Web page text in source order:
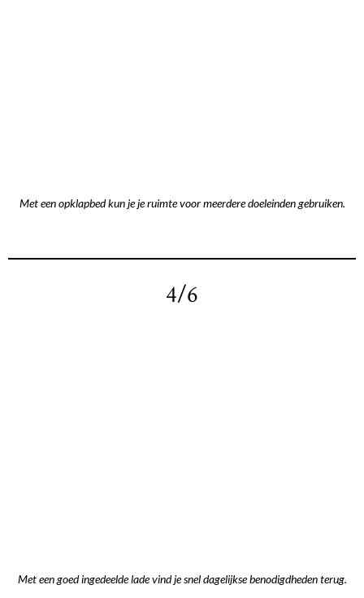
Met een opklapbed kun je je ruimte voor meerdere doeleinden gebruiken.
4/6
Met een goed ingedeelde lade vind je snel dagelijkse benodigdheden terug.